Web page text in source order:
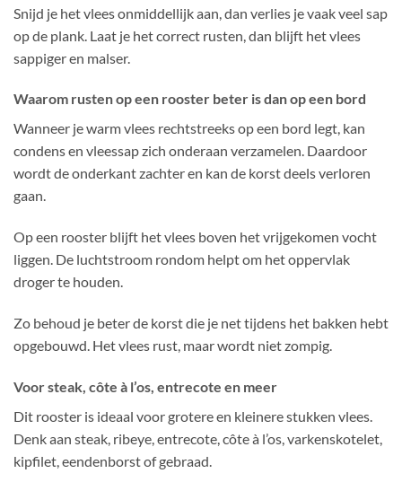
Snijd je het vlees onmiddellijk aan, dan verlies je vaak veel sap
op de plank. Laat je het correct rusten, dan blijft het vlees
sappiger en malser.
Waarom rusten op een rooster beter is dan op een bord
Wanneer je warm vlees rechtstreeks op een bord legt, kan
condens en vleessap zich onderaan verzamelen. Daardoor
wordt de onderkant zachter en kan de korst deels verloren
gaan.
Op een rooster blijft het vlees boven het vrijgekomen vocht
liggen. De luchtstroom rondom helpt om het oppervlak
droger te houden.
Zo behoud je beter de korst die je net tijdens het bakken hebt
opgebouwd. Het vlees rust, maar wordt niet zompig.
Voor steak, côte à l’os, entrecote en meer
Dit rooster is ideaal voor grotere en kleinere stukken vlees.
Denk aan steak, ribeye, entrecote, côte à l’os, varkenskotelet,
kipfilet, eendenborst of gebraad.